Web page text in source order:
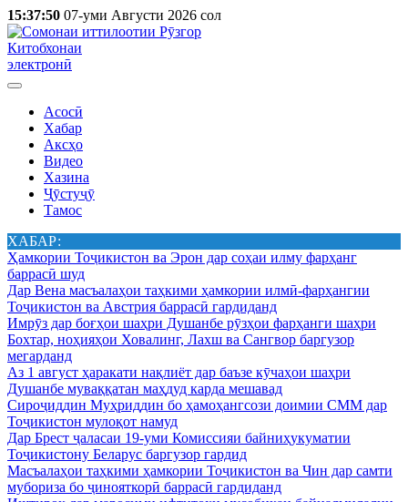
15:37:50 07-уми Августи 2026 сол
Китобхонаи
электронӣ
Асосӣ
Хабар
Аксҳо
Видео
Хазина
Ҷӯстуҷӯ
Тамос
ХАБАР:
Ҳамкории Тоҷикистон ва Эрон дар соҳаи илму фарҳанг
баррасӣ шуд
Дар Вена масъалаҳои таҳкими ҳамкории илмӣ-фарҳангии
Тоҷикистон ва Австрия баррасӣ гардиданд
Имрӯз дар боғҳои шаҳри Душанбе рӯзҳои фарҳанги шаҳри
Бохтар, ноҳияҳои Ховалинг, Лахш ва Сангвор баргузор
мегарданд
Аз 1 август ҳаракати нақлиёт дар баъзе кӯчаҳои шаҳри
Душанбе муваққатан маҳдуд карда мешавад
Сироҷиддин Муҳриддин бо ҳамоҳангсози доимии СММ дар
Тоҷикистон мулоқот намуд
Дар Брест ҷаласаи 19-уми Комиссияи байниҳукуматии
Тоҷикистону Беларус баргузор гардид
Масъалаҳои таҳкими ҳамкории Тоҷикистон ва Чин дар самти
мубориза бо ҷинояткорӣ баррасӣ гардиданд